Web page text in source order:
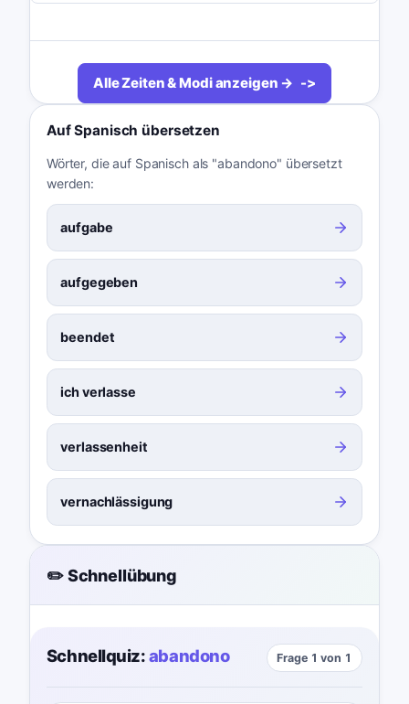
Alle Zeiten & Modi anzeigen →
Auf Spanisch übersetzen
Wörter, die auf Spanisch als "abandono" übersetzt
werden:
aufgabe
aufgegeben
beendet
ich verlasse
verlassenheit
vernachlässigung
✏️ Schnellübung
Schnellquiz:abandono Frage 1 von 1